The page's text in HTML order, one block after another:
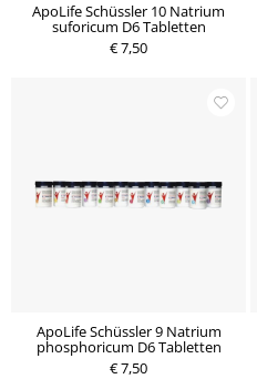
ApoLife Schüssler 10 Natrium
suforicum D6 Tabletten
€ 7,50
ApoLife Schüssler 9 Natrium
phosphoricum D6 Tabletten
€ 7,50